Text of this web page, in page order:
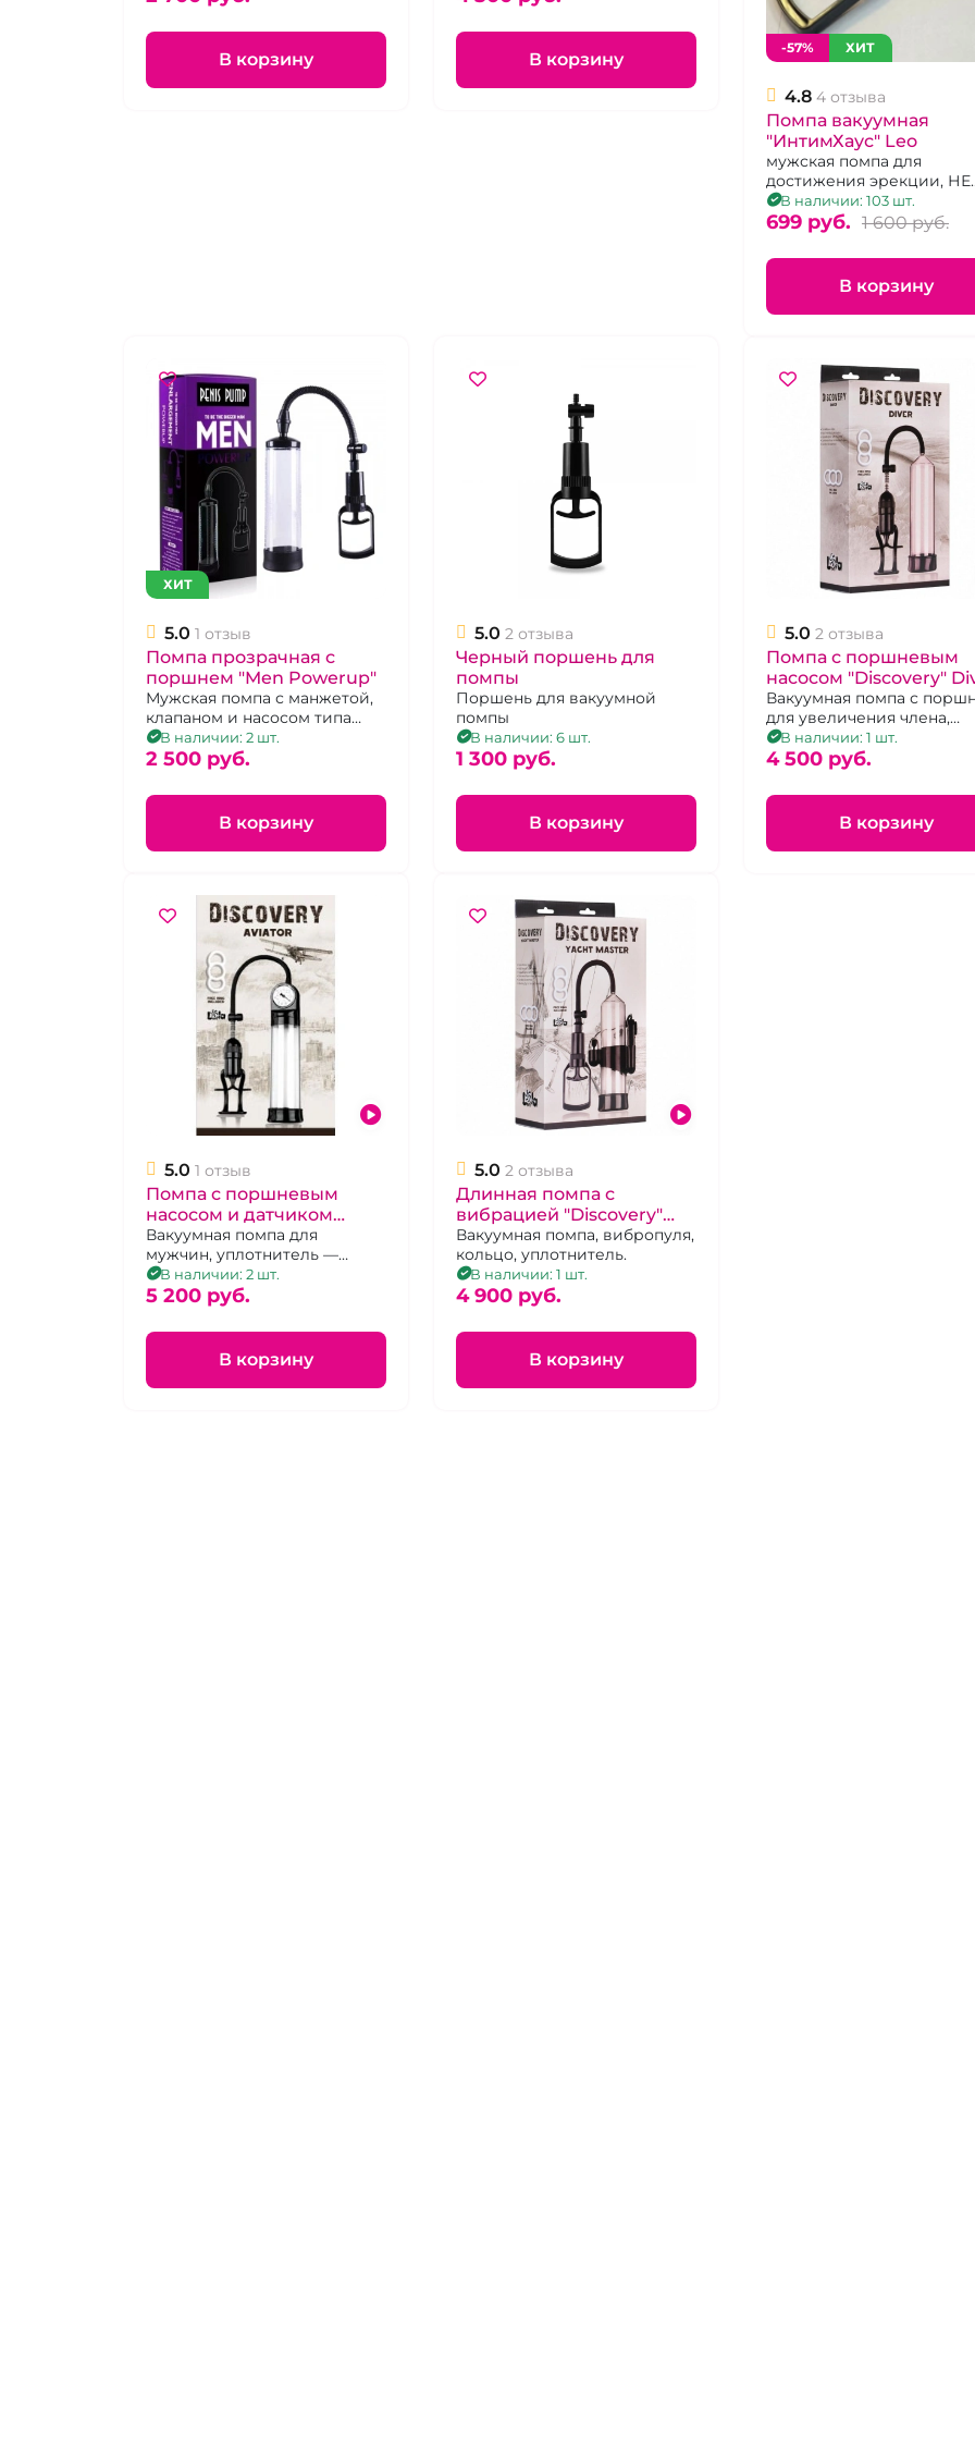
В корзину В корзину
-57% ХИТ
4.8 4 отзыва
Помпа вакуумная
"ИнтимХаус" Leo
мужская помпа для
достижения эрекции, НЕ
подходит для тренировок
В наличии: 103 шт.
699 pуб. 1 600 pуб.
В корзину
ХИТ
5.0 1 отзыв
Помпа прозрачная с
поршнем "Men Powerup"
Мужская помпа с манжетой,
клапаном и насосом типа
поршень
В наличии: 2 шт.
2 500 pуб.
В корзину
5.0 2 отзыва
Черный поршень для
помпы
Поршень для вакуумной
помпы
В наличии: 6 шт.
1 300 pуб.
В корзину
5.0 2 отзыва
Помпа с поршневым
насосом "Discovery"
Вакуумная помпа с
для увеличения члена,
эрекционное кольцо,
уплотнитель
В наличии: 1 шт.
4 500 pуб.
В корзину
5.0 1 отзыв
Помпа с поршневым
насосом и датчиком
давления "Discovery"
Aviator
Вакуумная помпа для
мужчин, уплотнитель —
манжета, эрекционное
кольцо.
В наличии: 2 шт.
5 200 pуб.
В корзину
5.0 2 отзыва
Длинная помпа с
вибрацией "Discovery"
Yacht Master прозрачная
Вакуумная помпа, вибропуля,
кольцо, уплотнитель.
В наличии: 1 шт.
4 900 pуб.
В корзину